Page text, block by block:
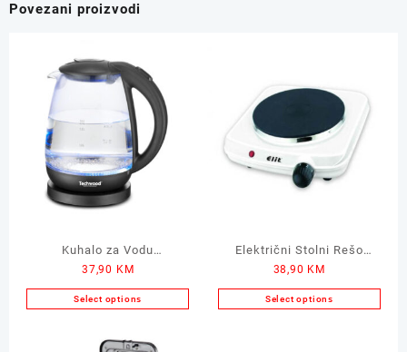
Povezani proizvodi
Kuhalo za Vodu
TECHWOOD Transparent
2200W 1.7L
37,90 KM
Select options
Električni Stolni Rešo
Kuhalo ELIT 1500W
38,90 KM
Select options